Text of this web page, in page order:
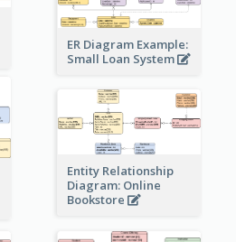
ER Diagram Example:
Small Loan System
Entity Relationship
Diagram: Online
Bookstore